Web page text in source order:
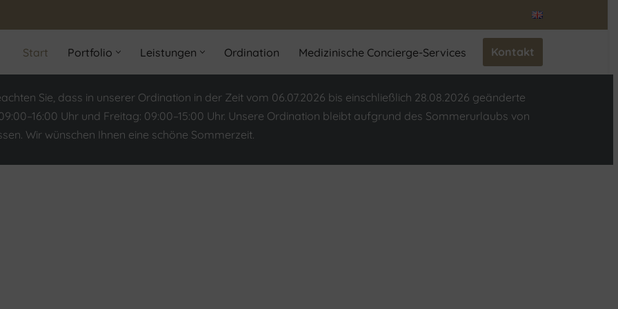
Start Portfolio Leistungen Ordination Medizinische Concierge-Services Kontakt
Sie, dass in unserer Ordination in der Zeit vom 06.07.2026 bis einschließlich 28.08.2026 geänderte
Uhr und Freitag: 09:00–15:00 Uhr. Unsere Ordination bleibt aufgrund des Sommerurlaubs von
Wir wünschen Ihnen eine schöne Sommerzeit.